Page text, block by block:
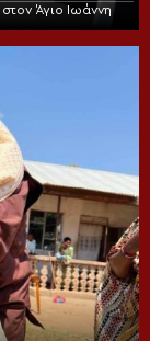
Άγιο Ιωάννη